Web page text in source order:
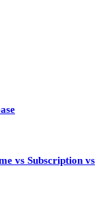
vs Subscription vs